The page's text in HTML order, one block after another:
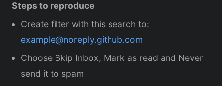
Steps to reproduce
Create filter with this search to:
example@noreply.github.com
Choose Skip Inbox, Mark as read and Never
send it to spam